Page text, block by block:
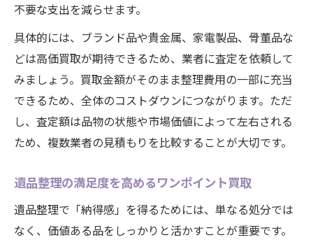
不要な支出を減らせます。
具体的には、ブランド品や貴金属、家電製品、骨董品な
どは高価買取が期待できるため、業者に査定を依頼して
みましょう。買取金額がそのまま整理費用の一部に充当
できるため、全体のコストダウンにつながります。ただ
し、査定額は品物の状態や市場価値によって左右される
ため、複数業者の見積もりを比較することが大切です。
遺品整理の満足度を高めるワンポイント買取
遺品整理で「納得感」を得るためには、単なる処分では
なく、価値ある品をしっかりと活かすことが重要です。